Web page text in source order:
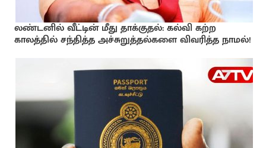
லண்டனில் வீட்டின் மீது தாக்குதல்: கல்வி கற்ற
காலத்தில் சந்தித்த அச்சுறுத்தல்களை விவரித்த நாமல்!